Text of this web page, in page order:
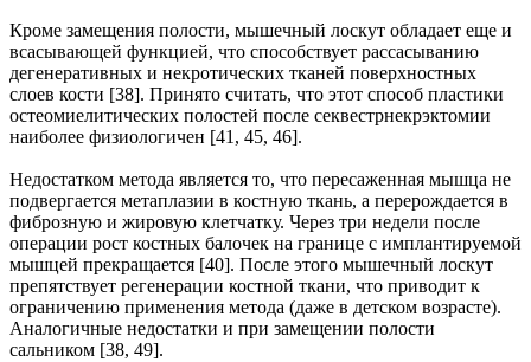
Кроме замещения полости, мышечный лоскут обладает еще и
всасывающей функцией, что способствует рассасыванию
дегенеративных и некротических тканей поверхностных
слоев кости [38]. Принято считать, что этот способ пластики
остеомиелитических полостей после секвестрнекрэктомии
наиболее физиологичен [41, 45, 46].
Недостатком метода является то, что пересаженная мышца не
подвергается метаплазии в костную ткань, а перерождается в
фиброзную и жировую клетчатку. Через три недели после
операции рост костных балочек на границе с имплантируемой
мышцей прекращается [40]. После этого мышечный лоскут
препятствует регенерации костной ткани, что приводит к
ограничению применения метода (даже в детском возрасте).
Аналогичные недостатки и при замещении полости
сальником [38, 49].